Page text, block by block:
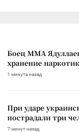
Боец ММА
хранение
1 минута назад
При ударе
пострадали три
7 минут назад